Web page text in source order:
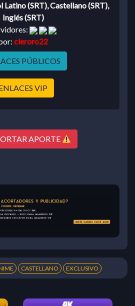
Latino (SRT), Castellano (SRT),
Inglés (SRT)
cleroro22
PÚBLICOS
VIP
APORTE
CASTELLANO EXCLUSIVO